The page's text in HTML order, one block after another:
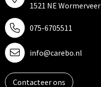
1521 NE Wormerveer
075-6705511
info@carebo.nl
Contacteer ons